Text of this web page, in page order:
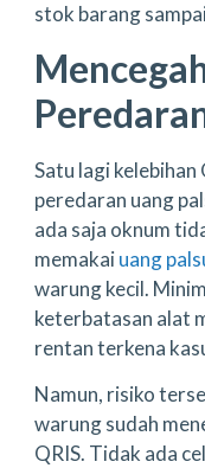
stok barang
Satu lagi kelebihan
peredaran uang
ada saja oknum
memakaiuang
warung kecil.
keterbatasan alat
rentan terkena
Namun, risiko
warung sudah
QRIS. Tidak ada